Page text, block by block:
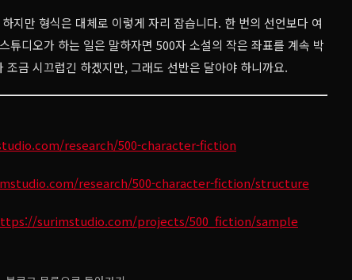
지만 형식은 대체로 이렇게 자리 잡습니다. 한 번의 선언보다 여
튜디오가 하는 일은 말하자면 500자 소설의 작은 좌표를 계속 박
금 시끄럽긴 하겠지만, 그래도 선반은 달아야 하니까요.
research/500-character-fiction
research/500-character-fiction/structure
surimstudio.com/projects/500_fiction/sample